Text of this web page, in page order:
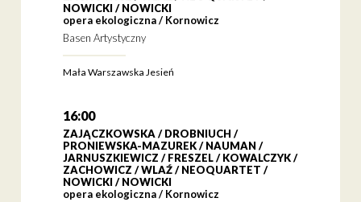
NOWICKI / NOWICKI
opera ekologiczna / Kornowicz
Basen Artystyczny
Mała Warszawska Jesień
16:00
ZAJĄCZKOWSKA / DROBNIUCH /
PRONIEWSKA-MAZUREK / NAUMAN /
JARNUSZKIEWICZ / FRESZEL / KOWALCZYK /
ZACHOWICZ / WLAŹ / NEOQUARTET /
NOWICKI / NOWICKI
opera ekologiczna / Kornowicz